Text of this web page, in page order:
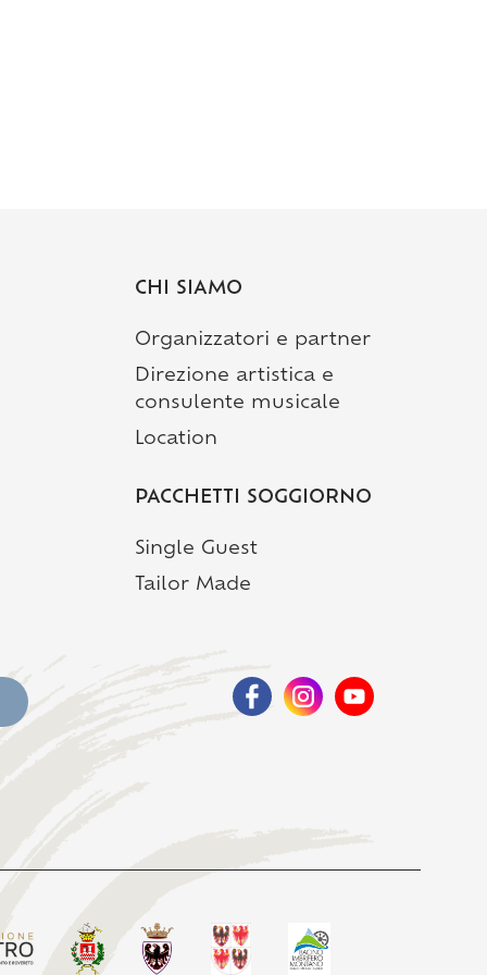
CHI SIAMO
Organizzatori e partner
Direzione artistica e
consulente musicale
Location
PACCHETTI SOGGIORNO
Single Guest
Tailor Made